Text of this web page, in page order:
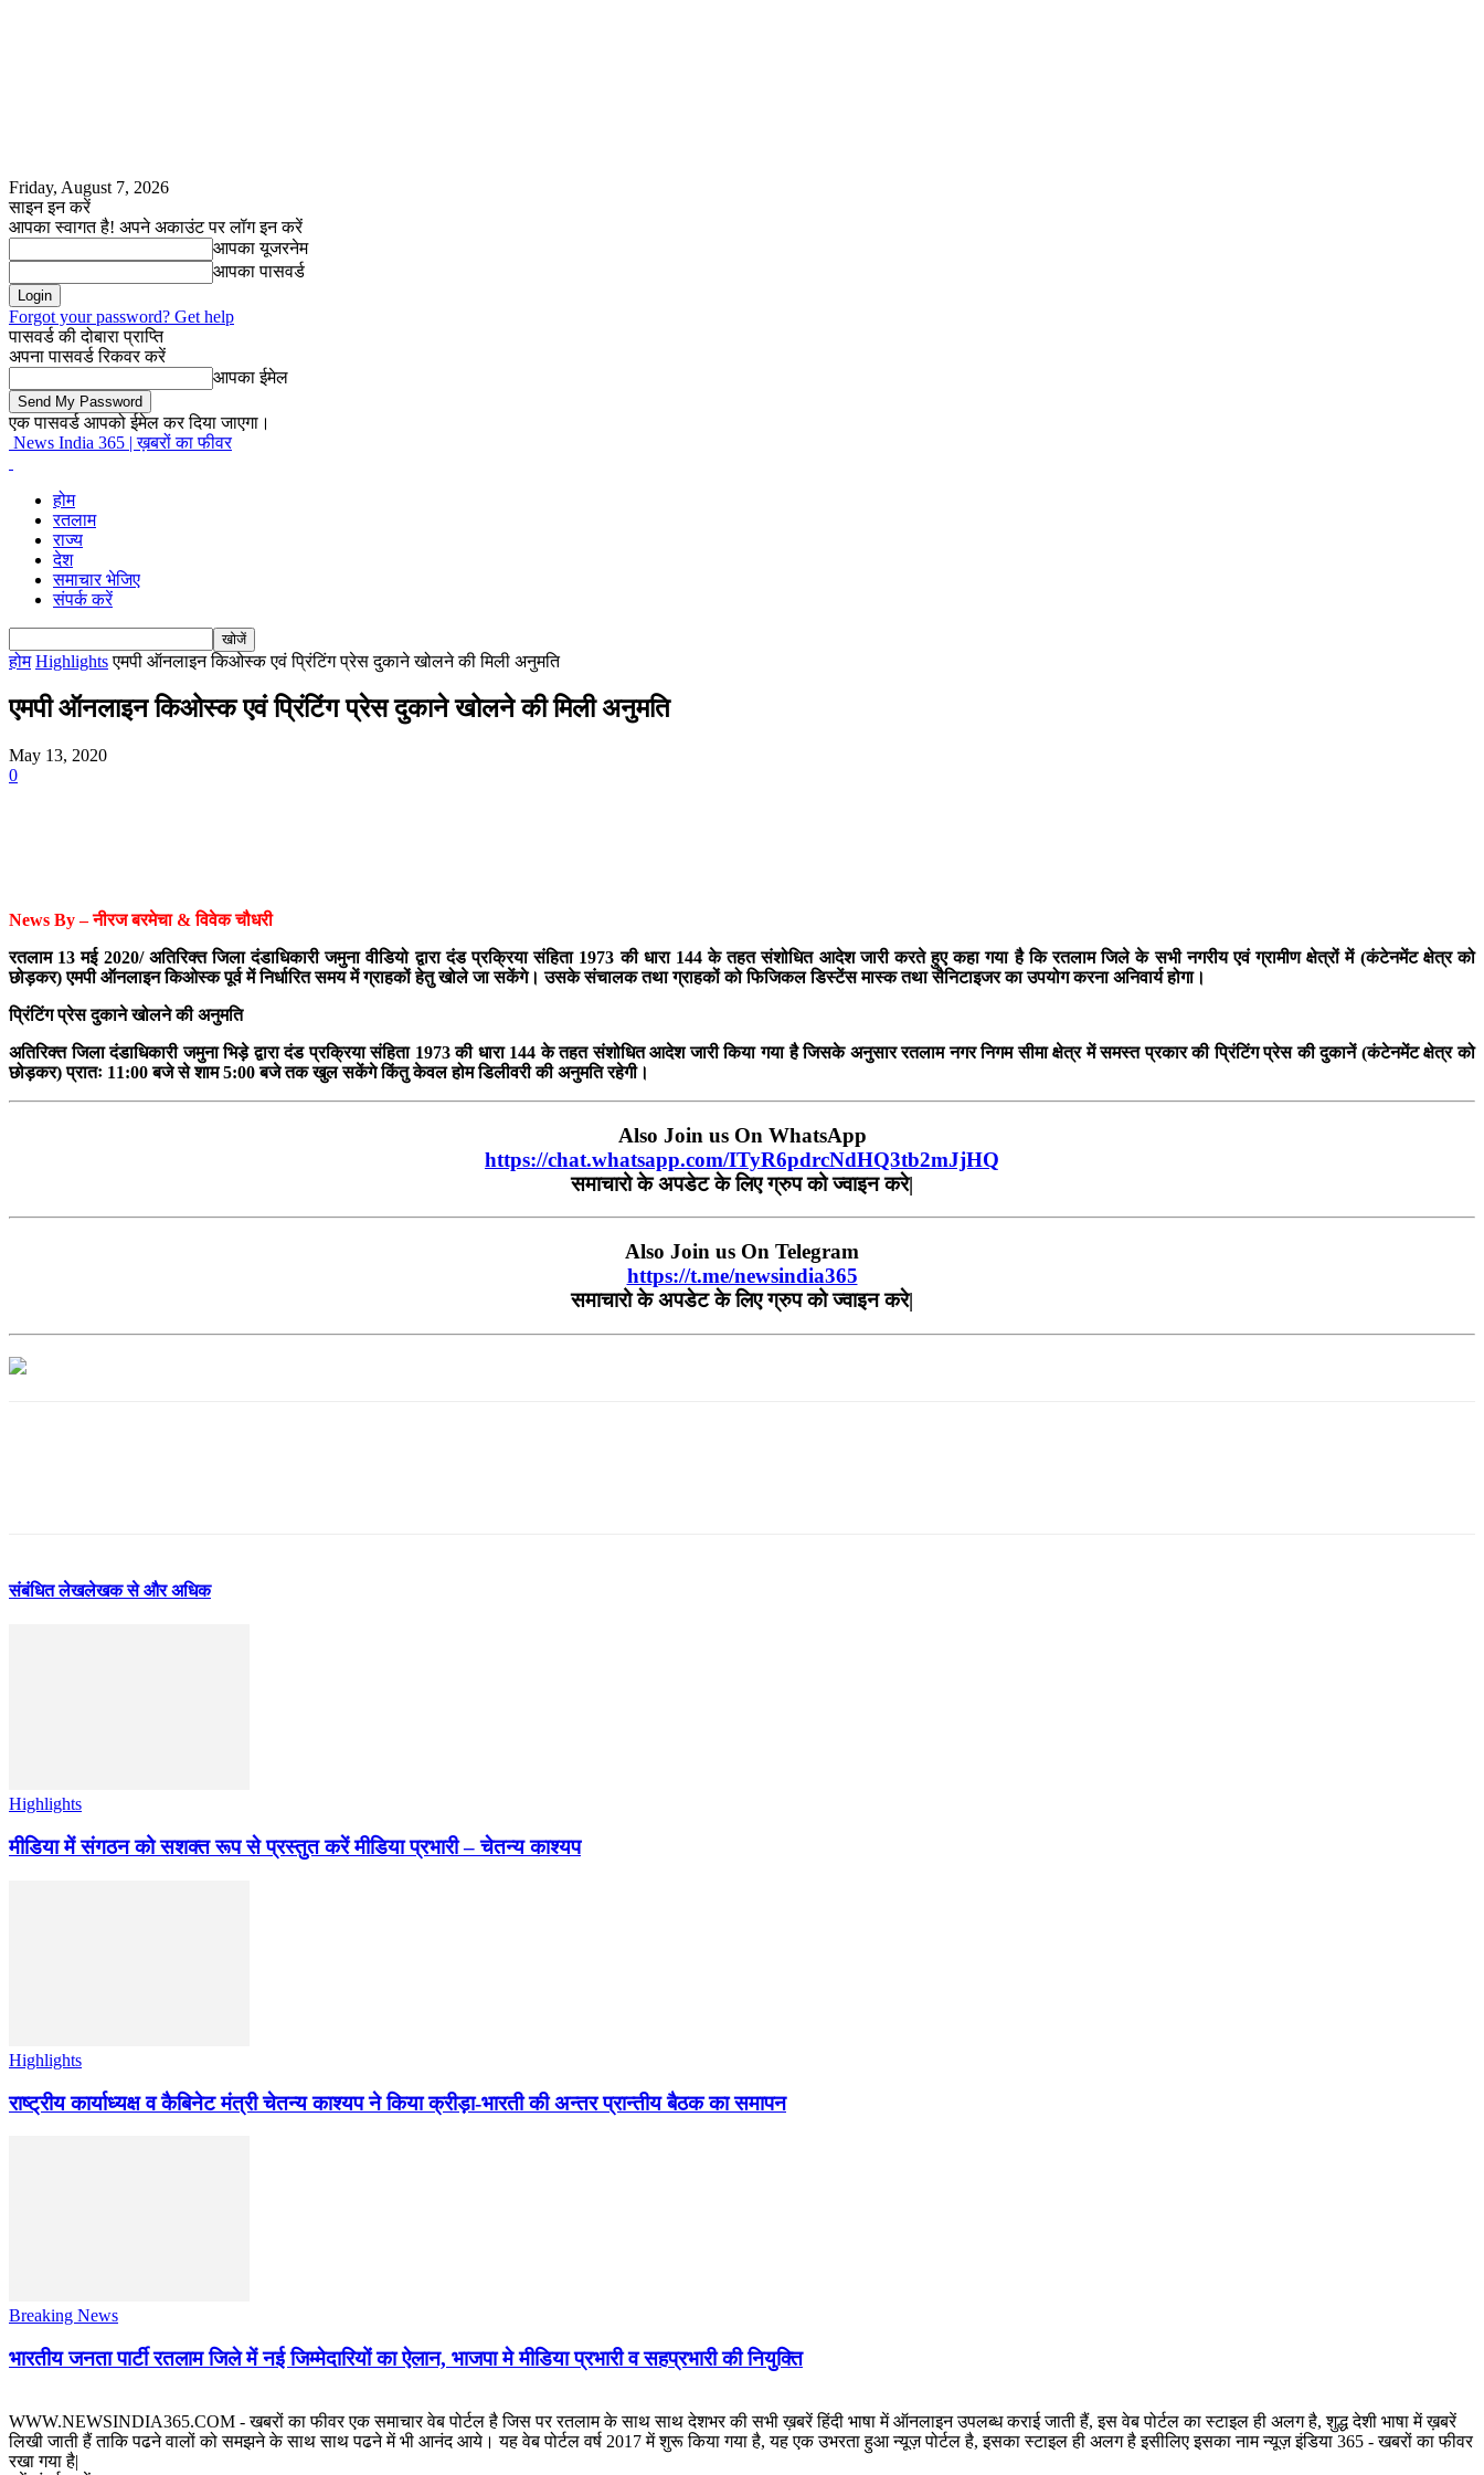
Friday, August 7, 2026
साइन इन करें
आपका स्वागत है! अपने अकाउंट पर लॉग इन करें
आपका यूजरनेम
आपका पासवर्ड
Forgot your password? Get help
पासवर्ड की दोबारा प्राप्ति
अपना पासवर्ड रिकवर करें
आपका ईमेल
एक पासवर्ड आपको ईमेल कर दिया जाएगा।
News India 365 | ख़बरों का फीवर
होम
रतलाम
राज्य
देश
समाचार भेजिए
संपर्क करें
होम Highlights एमपी ऑनलाइन किओस्क एवं प्रिंटिंग प्रेस दुकाने खोलने की मिली अनुमति
एमपी ऑनलाइन किओस्क एवं प्रिंटिंग प्रेस दुकाने खोलने की मिली अनुमति
May 13, 2020
0
News By – नीरज बरमेचा & विवेक चौधरी
रतलाम 13 मई 2020/ अतिरिक्त जिला दंडाधिकारी जमुना वीडियो द्वारा दंड प्रक्रिया संहिता 1973 की धारा 144 के तहत संशोधित आदेश जारी करते हुए कहा गया है कि रतलाम जिले के सभी नगरीय एवं ग्रामीण क्षेत्रों में (कंटेनमेंट क्षेत्र को
छोड़कर) एमपी ऑनलाइन किओस्क पूर्व में निर्धारित समय में ग्राहकों हेतु खोले जा सकेंगे। उसके संचालक तथा ग्राहकों को फिजिकल डिस्टेंस मास्क तथा सैनिटाइजर का उपयोग करना अनिवार्य होगा।
प्रिंटिंग प्रेस दुकाने खोलने की अनुमति
अतिरिक्त जिला दंडाधिकारी जमुना भिड़े द्वारा दंड प्रक्रिया संहिता 1973 की धारा 144 के तहत संशोधित आदेश जारी किया गया है जिसके अनुसार रतलाम नगर निगम सीमा क्षेत्र में समस्त प्रकार की प्रिंटिंग प्रेस की दुकानें (कंटेनमेंट क्षेत्र को
छोड़कर) प्रातः 11:00 बजे से शाम 5:00 बजे तक खुल सकेंगे किंतु केवल होम डिलीवरी की अनुमति रहेगी।
Also Join us On WhatsApp
https://chat.whatsapp.com/ITyR6pdrcNdHQ3tb2mJjHQ
समाचारो के अपडेट के लिए ग्रुप को ज्वाइन करे|
Also Join us On Telegram
https://t.me/newsindia365
समाचारो के अपडेट के लिए ग्रुप को ज्वाइन करे|
संबंधित लेखलेखक से और अधिक
Highlights
मीडिया में संगठन को सशक्त रूप से प्रस्तुत करें मीडिया प्रभारी – चेतन्य काश्यप
Highlights
राष्ट्रीय कार्याध्यक्ष व कैबिनेट मंत्री चेतन्य काश्यप ने किया क्रीड़ा-भारती की अन्तर प्रान्तीय बैठक का समापन
Breaking News
भारतीय जनता पार्टी रतलाम जिले में नई जिम्मेदारियों का ऐलान, भाजपा मे मीडिया प्रभारी व सहप्रभारी की नियुक्ति
WWW.NEWSINDIA365.COM - खबरों का फीवर एक समाचार वेब पोर्टल है जिस पर रतलाम के साथ साथ देशभर की सभी ख़बरें हिंदी भाषा में ऑनलाइन उपलब्ध कराई जाती हैं, इस वेब पोर्टल का स्टाइल ही अलग है, शुद्ध देशी भाषा में ख़बरें
लिखी जाती हैं ताकि पढने वालों को समझने के साथ साथ पढने में भी आनंद आये। यह वेब पोर्टल वर्ष 2017 में शुरू किया गया है, यह एक उभरता हुआ न्यूज़ पोर्टल है, इसका स्टाइल ही अलग है इसीलिए इसका नाम न्यूज़ इंडिया 365 - खबरों का फीवर
रखा गया है|